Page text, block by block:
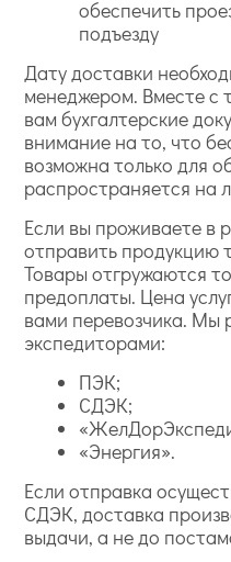
обеспечить
подъезду
Дату доставки
менеджером. Вместе с
вам бухгалтерские
внимание на то, что
возможна только для
распространяется на
Если вы проживаете в
отправить продукцию
Товары отгружаются
предоплаты. Цена
вами перевозчика.
экспедиторами:
ПЭК;
СДЭК;
«Энергия».
Если отправка
СДЭК, доставка
выдачи, а не до